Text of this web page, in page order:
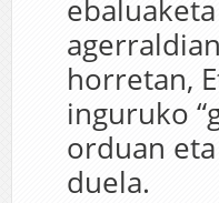
horretan,
inguruko
orduan
duela.